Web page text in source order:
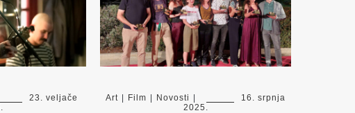
23. veljače
Art | Film | Novosti |
16. srpnja
2025.